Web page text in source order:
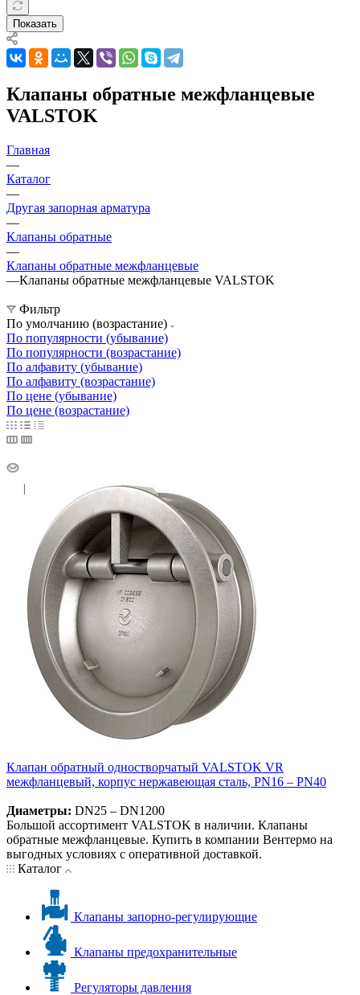
Показать
Клапаны обратные межфланцевые
VALSTOK
Главная
—
Каталог
—
Другая запорная арматура
—
Клапаны обратные
—
Клапаны обратные межфланцевые
—Клапаны обратные межфланцевые VALSTOK
Фильтр
По умолчанию (возрастание)
По популярности (убывание)
По популярности (возрастание)
По алфавиту (убывание)
По алфавиту (возрастание)
По цене (убывание)
По цене (возрастание)
Клапан обратный одностворчатый VALSTOK VR
межфланцевый, корпус нержавеющая сталь, PN16 – PN40
Диаметры: DN25 – DN1200
Большой ассортимент VALSTOK в наличии. Клапаны
обратные межфланцевые. Купить в компании Вентермо на
выгодных условиях с оперативной доставкой.
Каталог
Клапаны запорно-регулирующие
Клапаны предохранительные
Регуляторы давления